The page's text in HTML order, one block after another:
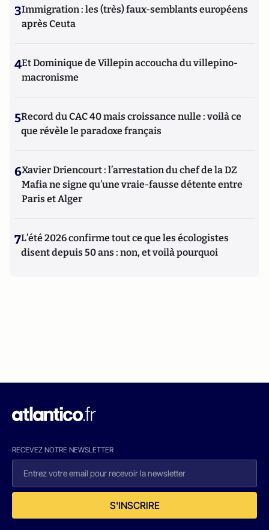
3Immigration : les (très) faux-semblants européens
après Ceuta
4Et Dominique de Villepin accoucha du villepino-
macronisme
5Record du CAC 40 mais croissance nulle : voilà ce
que révèle le paradoxe français
6Xavier Driencourt : l’arrestation du chef de la DZ
Mafia ne signe qu’une vraie-fausse détente entre
Paris et Alger
7L’été 2026 confirme tout ce que les écologistes
disent depuis 50 ans : non, et voilà pourquoi
RECEVEZ NOTRE NEWSLETTER
S'INSCRIRE